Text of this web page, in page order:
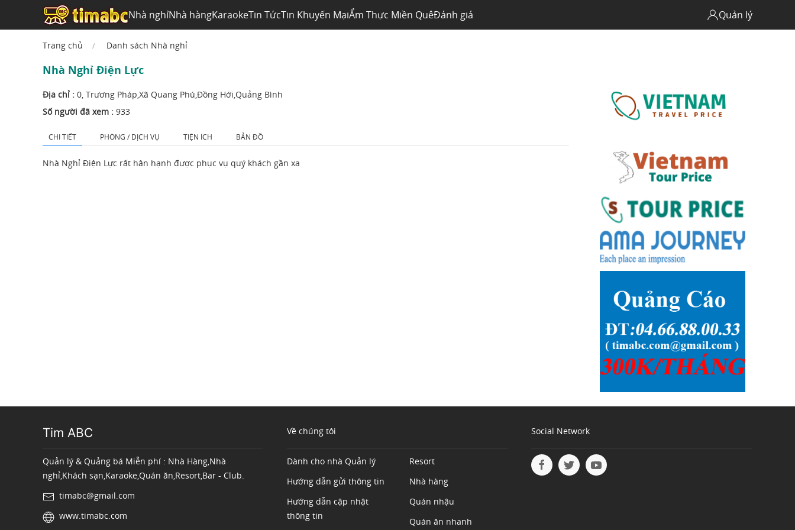
Nhà nghỉNhà hàngKaraokeTin TứcTin Khuyến MạiẨm Thực Miền QuêĐánh giá Quản lý
Trang chủ Danh sách Nhà nghỉ
Nhà Nghỉ Điện Lực
Địa chỉ : 0, Trương Pháp,Xã Quang Phú,Đồng Hới,Quảng Bình
Số người đã xem : 933
CHI TIẾT PHÒNG / DỊCH VỤ TIỆN ÍCH BẢN ĐỒ
Nhà Nghỉ Điện Lực rất hân hạnh được phục vụ quý khách gần xa
Tim ABC
Quản lý & Quảng bá Miễn phí : Nhà Hàng,Nhà
nghỉ,Khách sạn,Karaoke,Quán ăn,Resort,Bar - Club.
timabc@gmail.com
www.timabc.com
Về chúng tôi
Dành cho nhà Quản lý
Hướng dẫn gửi thông tin
Hướng dẫn cập nhật
thông tin
Resort
Nhà hàng
Quán nhậu
Quán ăn nhanh
Social Network